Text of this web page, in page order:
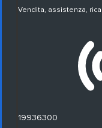
Vendita, assistenza,
19936300